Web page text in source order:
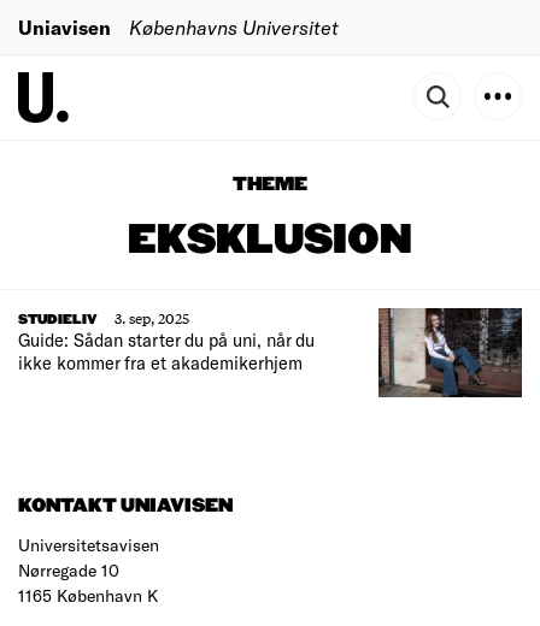
Uniavisen Københavns Universitet
THEME
EKSKLUSION
STUDIELIV
3. sep, 2025
Guide: Sådan starter du på uni, når du
ikke kommer fra et akademikerhjem
KONTAKT UNIAVISEN
Universitetsavisen
Nørregade 10
1165 København K